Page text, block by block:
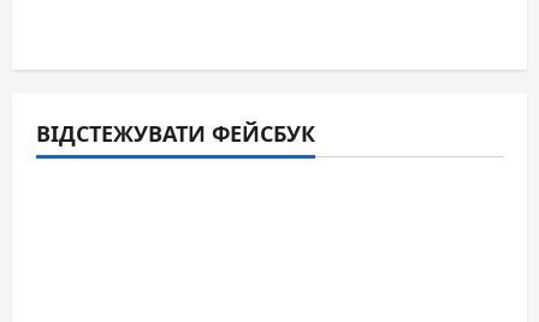
ВІДСТЕЖУВАТИ ФЕЙСБУК